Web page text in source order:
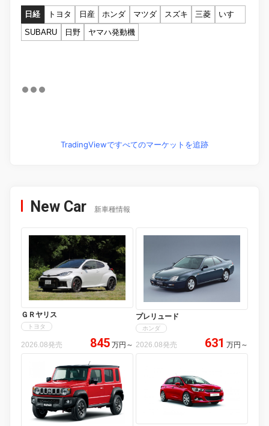
日経 トヨタ 日産 ホンダ マツダ スズキ 三菱
いすゞ
SUBARU
日野 ヤマハ発動機
TradingViewですべてのマーケットを追跡
New Car 新車種情報
ＧＲヤリス
トヨタ
2026.08発売 845 万円 ～
プレリュード
ホンダ
2026.08発売 631 万円 ～